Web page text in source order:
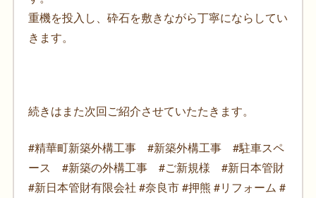
重機を投入し、砕石を敷きながら丁寧にならしてい
きます。
続きはまた次回ご紹介させていたたきます。
#精華町新築外構工事 #新築外構工事 #駐車スペ
ース #新築の外構工事 #ご新規様 #新日本管財
#新日本管財有限会社 #奈良市 #押熊 #リフォーム #